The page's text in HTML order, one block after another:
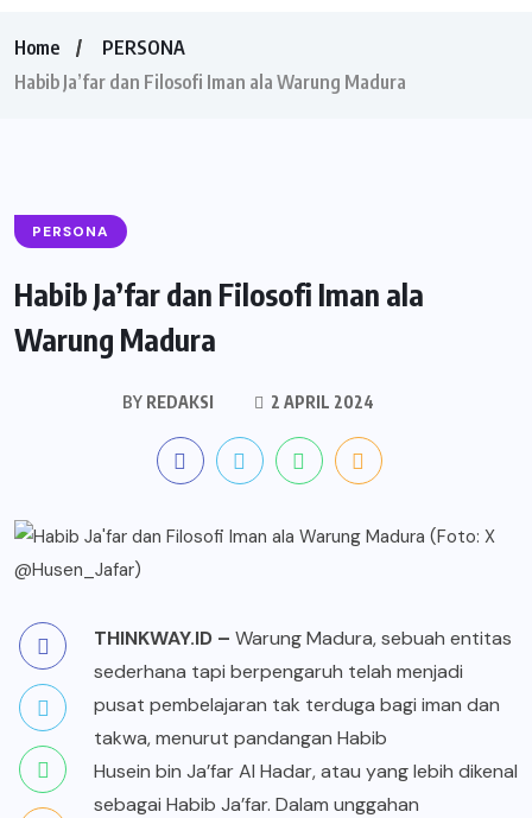
Home
PERSONA
Habib Ja’far dan Filosofi Iman ala Warung Madura
PERSONA
Habib Ja’far dan Filosofi Iman ala
Warung Madura
BY REDAKSI 2 APRIL 2024
THINKWAY.ID – Warung Madura, sebuah entitas
sederhana tapi berpengaruh telah menjadi
pusat pembelajaran tak terduga bagi iman dan
takwa, menurut pandangan Habib
Husein bin Ja’far Al Hadar, atau yang lebih dikenal
sebagai Habib Ja’far. Dalam unggahan